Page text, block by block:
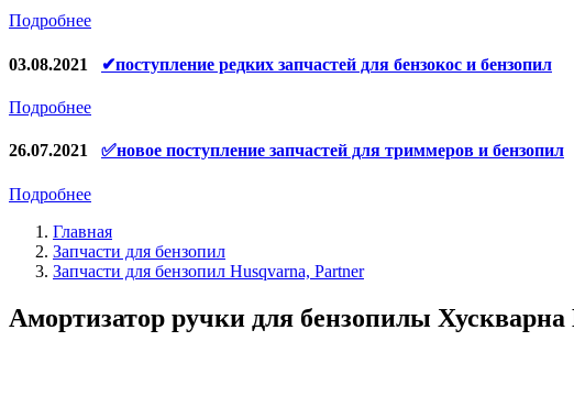
Якоря, статоры
Ремни для электроинструмента
Подробнее
03.08.2021 ✔поступление редких запчастей для бензокос и бензопил
Подробнее
26.07.2021 ✅новое поступление запчастей для триммеров и бензопил
Подробнее
Главная
Запчасти для бензопил
Запчасти для бензопил Husqvarna, Partner
Амортизатор ручки для бензопилы Хускварна